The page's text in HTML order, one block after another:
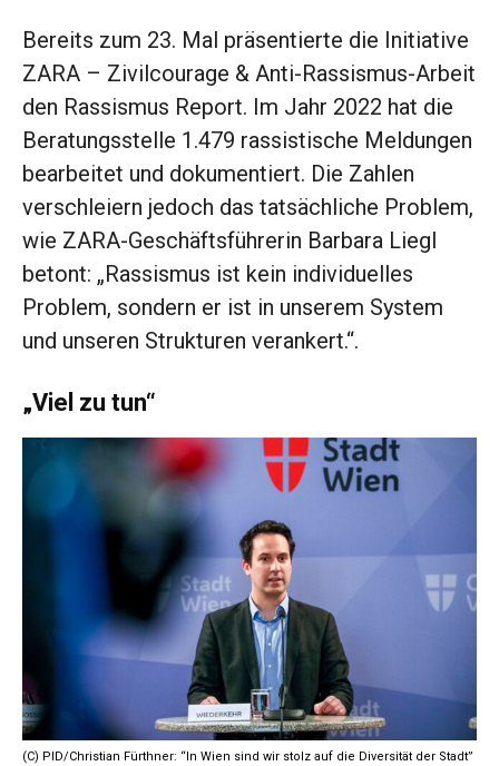
Bereits zum 23. Mal präsentierte die Initiative
ZARA – Zivilcourage & Anti-Rassismus-Arbeit
den Rassismus Report. Im Jahr 2022 hat die
Beratungsstelle 1.479 rassistische Meldungen
bearbeitet und dokumentiert. Die Zahlen
verschleiern jedoch das tatsächliche Problem,
wie ZARA-Geschäftsführerin Barbara Liegl
betont: „Rassismus ist kein individuelles
Problem, sondern er ist in unserem System
und unseren Strukturen verankert.“.
„Viel zu tun“
(C) PID/Christian Fürthner: “In Wien sind wir stolz auf die Diversität der Stadt”